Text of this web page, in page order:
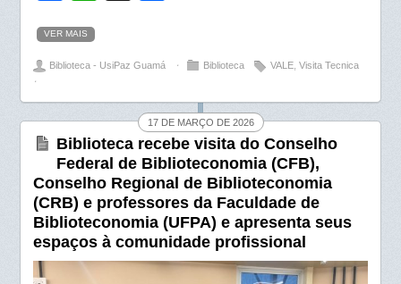
c
e
o
o
t
A
p
VER MAIS
Biblioteca - UsiPaz Guamá ⋅ Biblioteca VALE ,Visita Tecnica
⋅
17 DE MARÇO DE 2026
Biblioteca recebe visita do Conselho
Federal de Biblioteconomia (CFB),
Conselho Regional de Biblioteconomia
(CRB) e professores da Faculdade de
Biblioteconomia (UFPA) e apresenta seus
espaços à comunidade profissional